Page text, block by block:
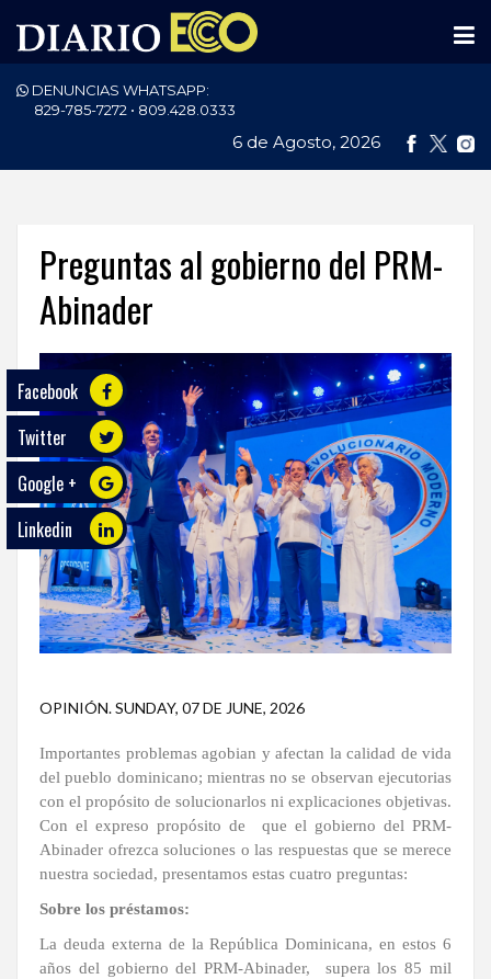
DENUNCIAS WHATSAPP:
829-785-7272 • 809.428.0333
6 de Agosto, 2026
PORTADA
ECONOMÍA
ENTRETENIMIENTO
SALUD
TECNOLOGÍA
ECO
PLAY
TRABAJOS
DE
INVESTIGACIÓN
PROVINCIAS
DISTRITO
NACIONAL
SANTO
DOMINGO
SAN
JUAN
Preguntas al gobierno del PRM-
Abinader
Facebook
Twitter
Google +
Linkedin
OPINIÓN.SUNDAY, 07 DE JUNE, 2026
Importantes problemas agobian y afectan la calidad de vida
del pueblo dominicano; mientras no se observan ejecutorias
con el propósito de solucionarlos ni explicaciones objetivas.
Con el expreso propósito de que el gobierno del PRM-
Abinader ofrezca soluciones o las respuestas que se merece
nuestra sociedad, presentamos estas cuatro preguntas:
Sobre los préstamos:
La deuda externa de la República Dominicana, en estos 6
años del gobierno del PRM-Abinader, supera los 85 mil